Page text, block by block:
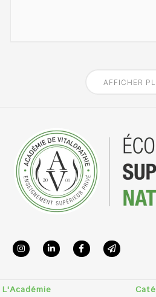
AFFICHER
L'Académie